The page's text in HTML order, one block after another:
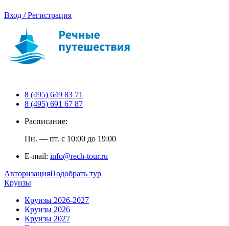
Вход / Регистрация
8 (495) 649 83 71
8 (495) 691 67 87
Расписание:
Пн. — пт. с 10:00 до 19:00
E-mail: info@rech-tour.ru
АвторизацияПодобрать тур
Круизы
Круизы 2026-2027
Круизы 2026
Круизы 2027